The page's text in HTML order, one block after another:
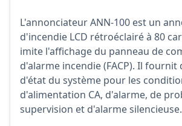
L'annonciateur ANN-100 est un
d'incendie LCD rétroéclairé à 80
imite l'affichage du panneau de
d'alarme incendie (FACP). Il fournit
d'état du système pour les
d'alimentation CA, d'alarme, de
supervision et d'alarme silencieuse.